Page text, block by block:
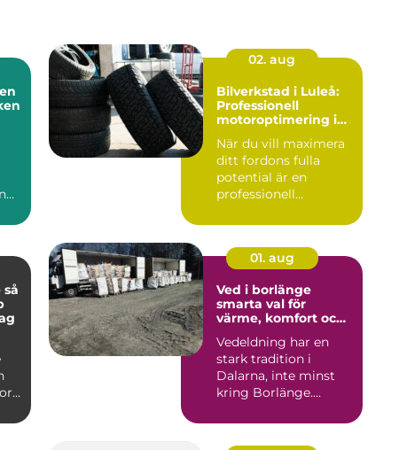
02. aug
Bilverkstad i Luleå:
Professionell
motoroptimering i
prestanda
När du vill maximera
ditt fordons fulla
potential är en
professionell
Lu...
01. aug
Ved i borlänge
smarta val för
värme, komfort och
Vedeldning har en
stark tradition i
Dalarna, inte minst
kring Borlänge.
både för kä...